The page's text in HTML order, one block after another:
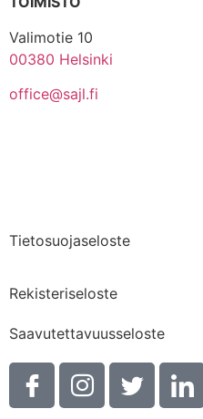
Valimotie 10
00380 Helsinki
office@sajl.fi
Tietosuojaseloste
Rekisteriseloste
Saavutettavuusseloste